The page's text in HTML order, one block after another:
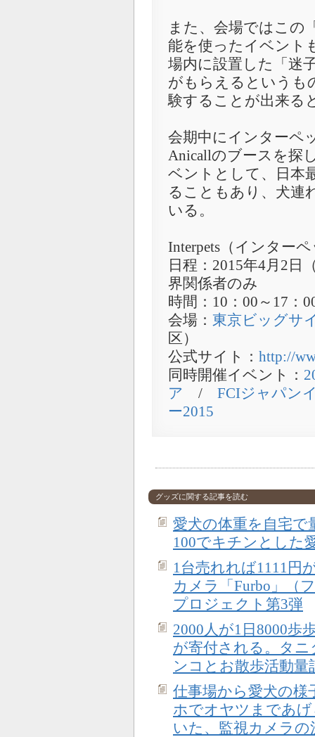
また、会場ではこの
能を使ったイベント
場内に設置した「迷
がもらえるというも
験することが出来る
会期中にインターペ
Anicallのブースを探
ベントとして、日本
ることもあり、犬連
いる。
Interpets（インター
日程：2015年4月2
界関係者のみ
時間：10：00～17：
会場： 東京ビッグサ
区）
公式サイト： http://
同時開催イベント：
ア / FCIジャパン
ー2015
グッズに関する記事を読む
愛犬の体重を自宅
100でキチンとした
1台売れれば1111円
カメラ「Furbo」（
プロジェクト第3弾
2000人が1日8000歩
が寄付される。タ
ンコとお散歩活動量
仕事場から愛犬の
ホでオヤツまであ
いた、監視カメラの